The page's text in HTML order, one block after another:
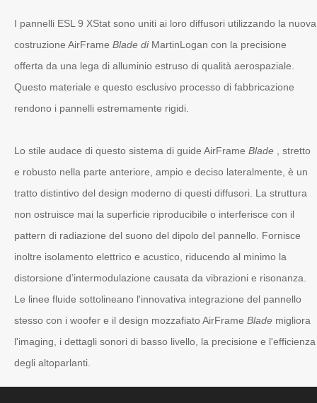
I pannelli ESL 9 XStat sono uniti ai loro diffusori utilizzando la nuova
costruzione AirFrame Blade diMartinLogan con la precisione
offerta da una lega di alluminio estruso di qualità aerospaziale.
Questo materiale e questo esclusivo processo di fabbricazione
rendono i pannelli estremamente rigidi.
Lo stile audace di questo sistema di guide AirFrame Blade , stretto
e robusto nella parte anteriore, ampio e deciso lateralmente, è un
tratto distintivo del design moderno di questi diffusori. La struttura
non ostruisce mai la superficie riproducibile o interferisce con il
pattern di radiazione del suono del dipolo del pannello. Fornisce
inoltre isolamento elettrico e acustico, riducendo al minimo la
distorsione d’intermodulazione causata da vibrazioni e risonanza.
Le linee fluide sottolineano l'innovativa integrazione del pannello
stesso con i woofer e il design mozzafiato AirFrame Blade migliora
l'imaging, i dettagli sonori di basso livello, la precisione e l'efficienza
degli altoparlanti.